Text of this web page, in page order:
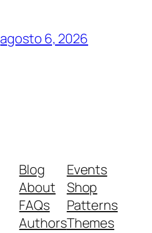
agosto 6, 2026
Blog
About
FAQs
Authors
Events
Shop
Patterns
Themes